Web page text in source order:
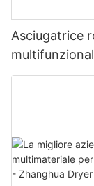
Asciugatrice
asciugatura